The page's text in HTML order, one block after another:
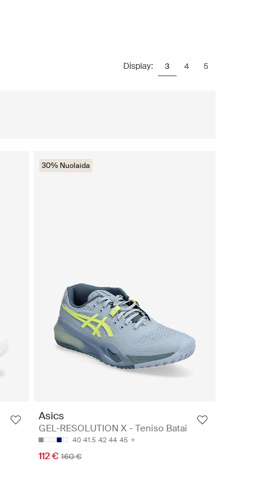
Display: 3 4 5
30% Nuolaida
Asics
GEL-RESOLUTION X - Teniso Batai
40 41.5 42 44 45
112 € 160 €